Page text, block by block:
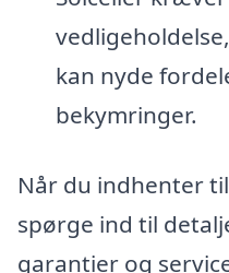
kan nyde
bekymringer.
Når du indhenter
spørge ind til
garantier og